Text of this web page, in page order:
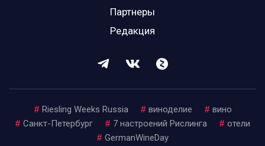
Партнеры
Редакция
# Riesling Weeks Russia # виноделие # вино
# Санкт-Петербург # 7 настроений Рислинга # отели
# GermanWineDay